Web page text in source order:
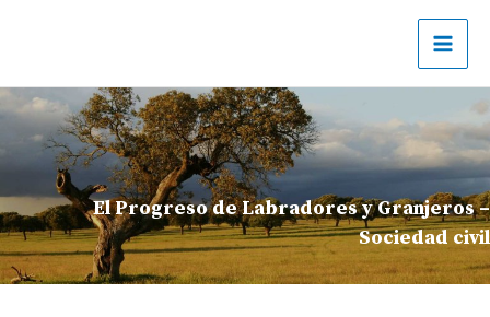
El Progreso de Labradores y Granjeros –
Sociedad civil